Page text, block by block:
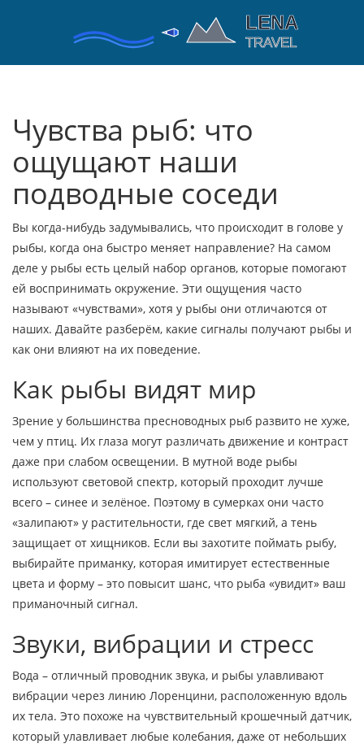
Чувства рыб: что
ощущают наши
подводные соседи
Вы когда-нибудь задумывались, что происходит в голове у
рыбы, когда она быстро меняет направление? На самом
деле у рыбы есть целый набор органов, которые помогают
ей воспринимать окружение. Эти ощущения часто
называют «чувствами», хотя у рыбы они отличаются от
наших. Давайте разберём, какие сигналы получают рыбы и
как они влияют на их поведение.
Как рыбы видят мир
Зрение у большинства пресноводных рыб развито не хуже,
чем у птиц. Их глаза могут различать движение и контраст
даже при слабом освещении. В мутной воде рыбы
используют световой спектр, который проходит лучше
всего – синее и зелёное. Поэтому в сумерках они часто
«залипают» у растительности, где свет мягкий, а тень
защищает от хищников. Если вы захотите поймать рыбу,
выбирайте приманку, которая имитирует естественные
цвета и форму – это повысит шанс, что рыба «увидит» ваш
приманочный сигнал.
Звуки, вибрации и стресс
Вода – отличный проводник звука, и рыбы улавливают
вибрации через линию Лоренцини, расположенную вдоль
их тела. Это похоже на чувствительный крошечный датчик,
который улавливает любые колебания, даже от небольших